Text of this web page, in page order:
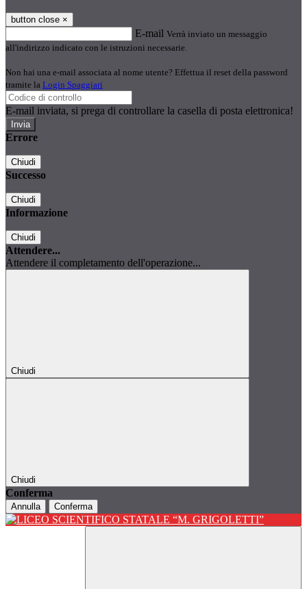
button close ×
E-mail Verrà inviato un messaggio
all'indirizzo indicato con le istruzioni necessarie.
Non hai una e-mail associata al nome utente? Effettua il reset della password
tramite la Login Spaggiari
E-mail inviata, si prega di controllare la casella di posta elettronica!
Errore
Chiudi
Successo
Chiudi
Informazione
Chiudi
Attendere...
Attendere il completamento dell'operazione...
Chiudi
Chiudi
Conferma
Annulla Conferma